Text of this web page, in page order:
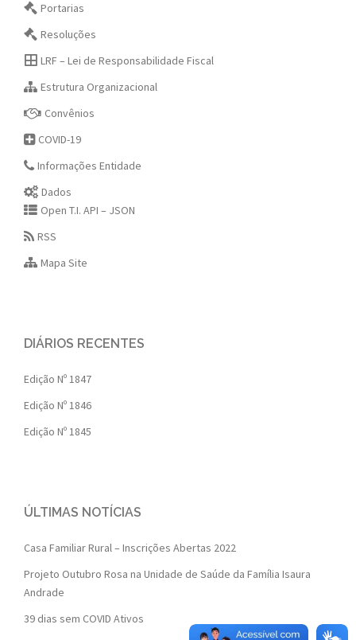
Portarias
Resoluções
LRF – Lei de Responsabilidade Fiscal
Estrutura Organizacional
Convênios
COVID-19
Informações Entidade
Dados
Open T.I. API – JSON
RSS
Mapa Site
DIÁRIOS RECENTES
Edição Nº 1847
Edição Nº 1846
Edição Nº 1845
ÚLTIMAS NOTÍCIAS
Casa Familiar Rural – Inscrições Abertas 2022
Projeto Outubro Rosa na Unidade de Saúde da Família Isaura
Andrade
39 dias sem COVID Ativos